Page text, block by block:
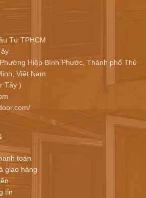
Tư TPHCM
Hiệp Bình Phước, Thành phố Thủ
Việt Nam
Tây )
toán
giao hàng
tin